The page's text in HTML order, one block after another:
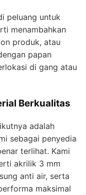
peluang untuk
menambahkan
produk, atau
papan
di gang atau
Berkualitas
adalah
sebagai penyedia
terlihat. Kami
akrilik 3 mm
anti air, serta
maksimal